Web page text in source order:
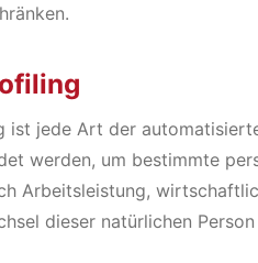
ist jede Art der
werden, um bestimmte
Arbeitsleistung,
dieser natürlichen